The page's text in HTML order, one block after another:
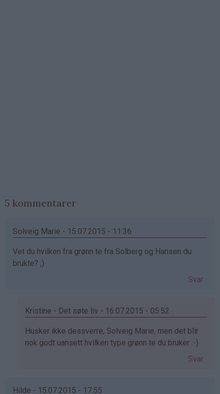
5 kommentarer
Solveig Marie - 15.07.2015 - 11:36
Vet du hvilken fra grønn te fra Solberg og Hansen du
brukte? ;)
Svar
Kristine - Det søte liv - 16.07.2015 - 05:52
Som
svar
Marie
Husker ikke dessverre, Solveig Marie, men det blir
nok godt uansett hvilken type grønn te du bruker :-)
Svar
Hilde - 15.07.2015 - 17:55